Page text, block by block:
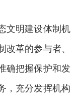
明建设体制机
革的参与者、
确把握保护和发
，充分发挥机构